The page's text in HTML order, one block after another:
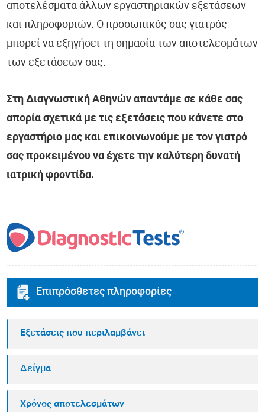
αποτελέσματα άλλων εργαστηριακών εξετάσεων
και πληροφοριών. Ο προσωπικός σας γιατρός
μπορεί να εξηγήσει τη σημασία των αποτελεσμάτων
των εξετάσεων σας.
Στη Διαγνωστική Αθηνών απαντάμε σε κάθε σας
απορία σχετικά με τις εξετάσεις που κάνετε στο
εργαστήριο μας και επικοινωνούμε με τον γιατρό
σας προκειμένου να έχετε την καλύτερη δυνατή
ιατρική φροντίδα.
Επιπρόσθετες πληροφορίες
Εξετάσεις που περιλαμβάνει
Δείγμα
Χρόνος αποτελεσμάτων